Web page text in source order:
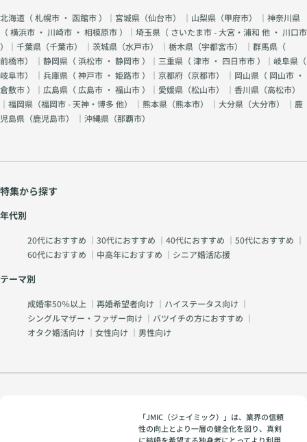
北海道（札幌市 ・ 函館市）｜宮城県（仙台市） ｜山梨県（甲府市） ｜神奈川県
（横浜市 ・ 川崎市 ・ 相模原市）｜埼玉県（ さいたま市 - 大宮・浦和 他 ・ 川口市
）｜千葉県（千葉市） ｜茨城県（水戸市） ｜栃木県（宇都宮市） ｜群馬県（
前橋市） ｜静岡県（浜松市 ・ 静岡市）｜三重県（津市 ・ 四日市市）｜岐阜県（
岐阜市） ｜兵庫県（神戸市 ・ 姫路市）｜京都府（京都市） ｜岡山県（ 岡山市 ・
倉敷市）｜広島県（ 広島市 ・ 福山市）｜愛媛県（松山市） ｜香川県（高松市）
｜福岡県（福岡市 - 天神・博多 他） ｜熊本県（熊本市） ｜大分県（大分市） ｜鹿
児島県（鹿児島市） ｜沖縄県（那覇市）
特集から探す
年代別
20代におすすめ ｜ 30代におすすめ ｜ 40代におすすめ ｜ 50代におすすめ ｜
60代におすすめ ｜ 中高年におすすめ ｜ シニア婚活応援
テーマ別
成婚率50％以上 ｜ 再婚希望者向け ｜ ハイステータス向け ｜
シングルマザー・ファザー向け ｜ バツイチの方におすすめ ｜
オタク婚活向け ｜ 女性向け ｜ 男性向け
「JMIC（ジェイミック）」は、業界の信頼
性の向上とより一層の健全化を図り、真剣